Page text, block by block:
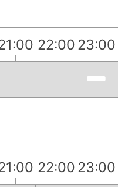
22:00 23:00
22:00 23:00